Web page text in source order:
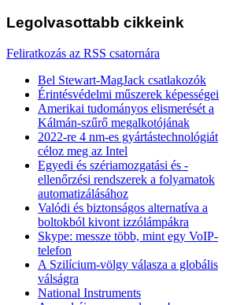
Legolvasottabb cikkeink
Feliratkozás az RSS csatornára
Bel Stewart-MagJack csatlakozók
Érintésvédelmi műszerek képességei
Amerikai tudományos elismerését a
Kálmán-szűrő megalkotójának
2022-re 4 nm-es gyártástechnológiát
céloz meg az Intel
Egyedi és szériamozgatási és -
ellenőrzési rendszerek a folyamatok
automatizálásához
Valódi és biztonságos alternatíva a
boltokból kivont izzólámpákra
Skype: messze több, mint egy VoIP-
telefon
A Szilícium-völgy válasza a globális
válságra
National Instruments